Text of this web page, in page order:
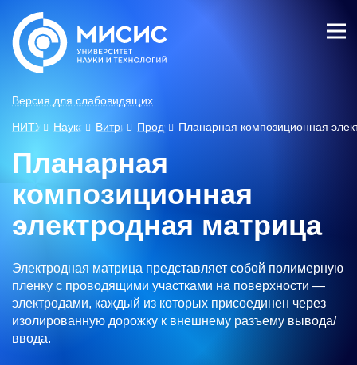
Версия для слабовидящих
т
НИТУ МИСИС
Наука Витрина разработок
ПродуктыПланарная композиционная
Планарная
композиционная
электродная матрица
Электродная матрица представляет собой полимерную
пленку с проводящими участками на поверхности —
электродами, каждый из которых присоединен через
изолированную дорожку к внешнему разъему вывода/
ввода.